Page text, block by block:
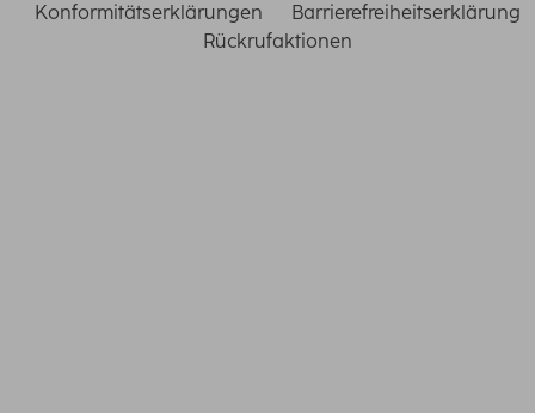
Konformitätserklärungen
Barrierefreiheitserklärung
Rückrufaktionen